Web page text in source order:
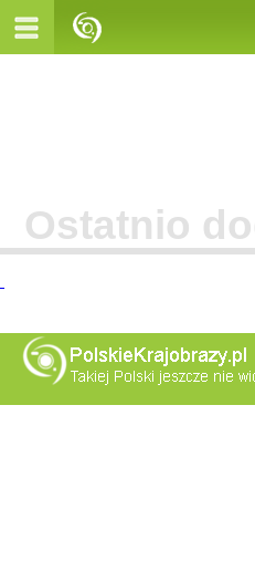
Ostatnio